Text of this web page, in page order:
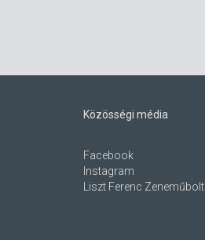
Közösségi média
Facebook
Instagram
Liszt Ferenc Zeneműbolt